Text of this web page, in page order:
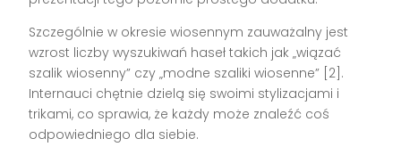
Szczególnie w okresie wiosennym zauważalny jest
wzrost liczby wyszukiwań haseł takich jak „wiązać
szalik wiosenny” czy „modne szaliki wiosenne” [2].
Internauci chętnie dzielą się swoimi stylizacjami i
trikami, co sprawia, że każdy może znaleźć coś
odpowiedniego dla siebie.